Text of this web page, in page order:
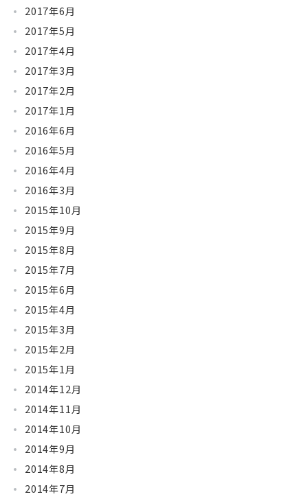
2017年6月
2017年5月
2017年4月
2017年3月
2017年2月
2017年1月
2016年6月
2016年5月
2016年4月
2016年3月
2015年10月
2015年9月
2015年8月
2015年7月
2015年6月
2015年4月
2015年3月
2015年2月
2015年1月
2014年12月
2014年11月
2014年10月
2014年9月
2014年8月
2014年7月